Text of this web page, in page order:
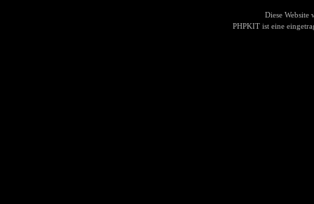
Diese Website
PHPKIT ist eine